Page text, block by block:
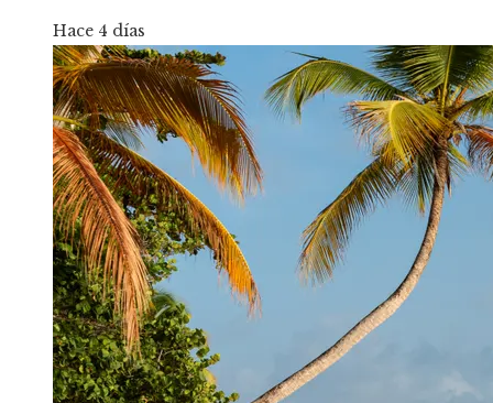
Hace 4 días